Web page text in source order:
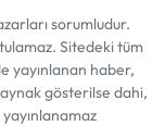
sorumludur.
Sitedeki tüm
yayınlanan haber,
gösterilse dahi,